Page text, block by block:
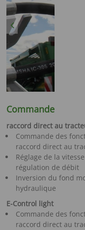
Previous
Commande
raccord direct au
Commande des
raccord direct au
Réglage de la
régulation de débit
Inversion du fond
hydraulique
E-Control light
Commande des
raccord direct au